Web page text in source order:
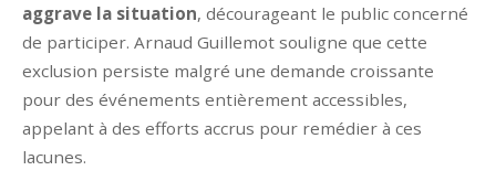
aggrave la situation, décourageant le public concerné
de participer. Arnaud Guillemot souligne que cette
exclusion persiste malgré une demande croissante
pour des événements entièrement accessibles,
appelant à des efforts accrus pour remédier à ces
lacunes.